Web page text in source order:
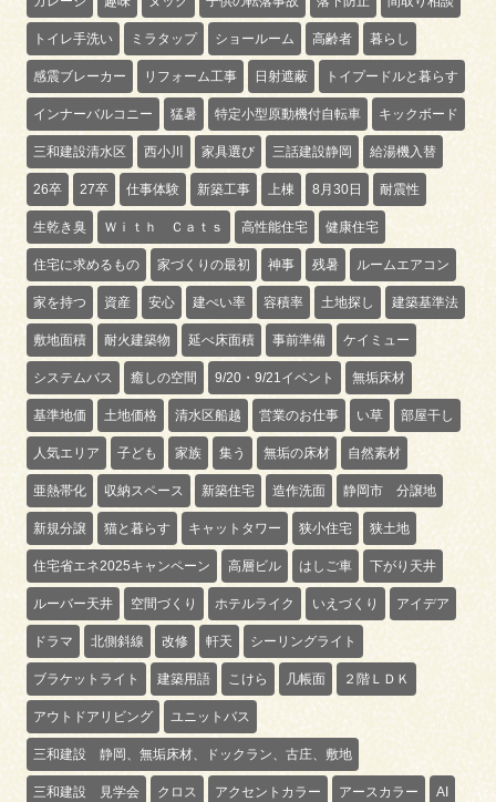
トイレ手洗い ミラタップ ショールーム 高齢者 暮らし
感震ブレーカー リフォーム工事 日射遮蔽 トイプードルと暮らす
インナーバルコニー 猛暑 特定小型原動機付自転車 キックボード
三和建設清水区 西小川 家具選び 三話建設静岡 給湯機入替
26卒 27卒 仕事体験 新築工事 上棟 8月30日 耐震性
生乾き臭 Ｗｉｔｈ Ｃａｔｓ 高性能住宅 健康住宅
住宅に求めるもの 家づくりの最初 神事 残暑 ルームエアコン
家を持つ 資産 安心 建ぺい率 容積率 土地探し 建築基準法
敷地面積 耐火建築物 延べ床面積 事前準備 ケイミュー
システムバス 癒しの空間 9/20・9/21イベント 無垢床材
基準地価 土地価格 清水区船越 営業のお仕事 い草 部屋干し
人気エリア 子ども 家族 集う 無垢の床材 自然素材
亜熱帯化 収納スペース 新築住宅 造作洗面 静岡市 分譲地
新規分譲 猫と暮らす キャットタワー 狭小住宅 狭土地
住宅省エネ2025キャンペーン 高層ビル はしご車 下がり天井
ルーバー天井 空間づくり ホテルライク いえづくり アイデア
ドラマ 北側斜線 改修 軒天 シーリングライト
ブラケットライト 建築用語 こけら 几帳面 ２階ＬＤＫ
アウトドアリビング ユニットバス
三和建設 静岡、無垢床材、ドックラン、古庄、敷地
三和建設 見学会 クロス アクセントカラー アースカラー AI